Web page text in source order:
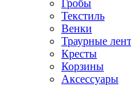
Гробы
Текстиль
Венки
Траурные
Кресты
Корзины
Аксессуары